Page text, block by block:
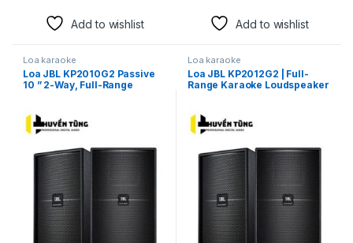
Add to wishlist Add to wishlist
Loa karaoke
Loa JBL KP2010G2 Passive
10 ” 2-Way, Full-Range
Loa karaoke
Loa JBL KP2012G2 | Full-
Range Karaoke Loudspeaker